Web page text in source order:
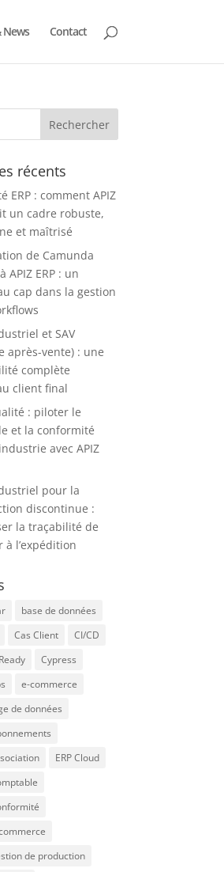
News Contact
récents
ERP : comment APIZ
un cadre robuste,
et maîtrisé
de Camunda
APIZ ERP : un
cap dans la gestion
et SAV
après-vente) : une
complète
client final
: piloter le
et la conformité
avec APIZ
pour la
discontinue :
la traçabilité de
à l’expédition
base de données
Cas Client
CI/CD
Cypress
e-commerce
de données
ERP Cloud
de production